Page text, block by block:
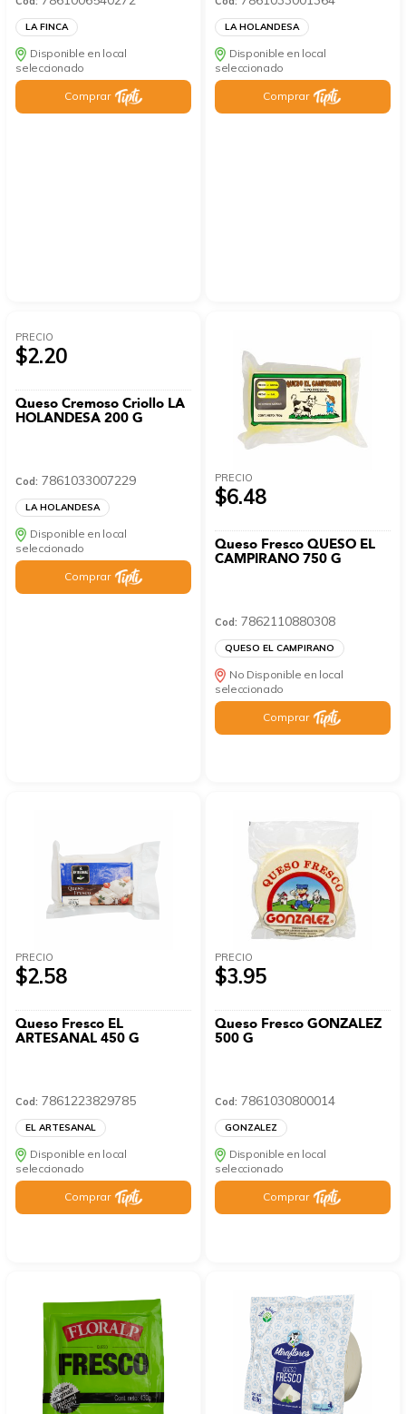
LA FINCA
Disponible en local
seleccionado
Comprar
LA HOLANDESA
Disponible en local
seleccionado
Comprar
PRECIO
$2.20
Queso Cremoso Criollo LA
HOLANDESA 200 G
Cod: 7861033007229
LA HOLANDESA
Disponible en local
seleccionado
Comprar
PRECIO
$6.48
Queso Fresco QUESO EL
CAMPIRANO 750 G
Cod: 7862110880308
QUESO EL CAMPIRANO
No Disponible en local
seleccionado
Comprar
PRECIO
$2.58
Queso Fresco EL
ARTESANAL 450 G
Cod: 7861223829785
EL ARTESANAL
Disponible en local
seleccionado
Comprar
PRECIO
$3.95
Queso Fresco GONZALEZ
500 G
Cod: 7861030800014
GONZALEZ
Disponible en local
seleccionado
Comprar